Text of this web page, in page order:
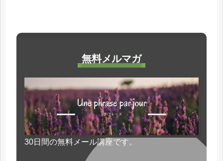
無料メルマガ
30日間の無料メール講座です。